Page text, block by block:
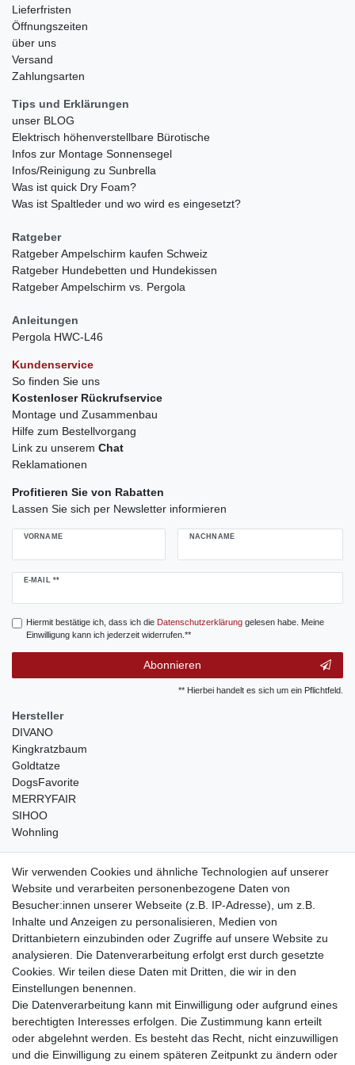
Lieferfristen
Öffnungszeiten
über uns
Versand
Zahlungsarten
Tips und Erklärungen
unser BLOG
Elektrisch höhenverstellbare Bürotische
Infos zur Montage Sonnensegel
Infos/Reinigung zu Sunbrella
Was ist quick Dry Foam?
Was ist Spaltleder und wo wird es eingesetzt?
Ratgeber
Ratgeber Ampelschirm kaufen Schweiz
Ratgeber Hundebetten und Hundekissen
Ratgeber Ampelschirm vs. Pergola
Anleitungen
Pergola HWC-L46
Kundenservice
So finden Sie uns
Kostenloser Rückrufservice
Montage und Zusammenbau
Hilfe zum Bestellvorgang
Link zu unserem Chat
Reklamationen
Profitieren Sie von Rabatten
Lassen Sie sich per Newsletter informieren
VORNAME NACHNAME
E-MAIL **
Newsletter
Hiermit bestätige ich, dass ich die Daten­schutz­erklärunggelesen habe. Meine
Einwilligung kann ich jederzeit widerrufen.**
Abonnieren
** Hierbei handelt es sich um ein Pflichtfeld.
Hersteller
DIVANO
Kingkratzbaum
Goldtatze
DogsFavorite
MERRYFAIR
SIHOO
Wohnling
weitere Shops
traumlampen- Lampen und Kronleuchter
kinderwagencenter- Exklusive und günstige Kinderwagen
gastrogeraete24- alles für Gastronomie und Imbiss
soziale Medien
Facebook
sicher einkaufen
Wir verwenden Cookies und ähnliche Technologien auf unserer
Website und verarbeiten personenbezogene Daten von
Besucher:innen unserer Webseite (z.B. IP-Adresse), um z.B.
Inhalte und Anzeigen zu personalisieren, Medien von
Drittanbietern einzubinden oder Zugriffe auf unsere Website zu
analysieren. Die Datenverarbeitung erfolgt erst durch gesetzte
Cookies. Wir teilen diese Daten mit Dritten, die wir in den
Einstellungen benennen.
Die Datenverarbeitung kann mit Einwilligung oder aufgrund eines
berechtigten Interesses erfolgen. Die Zustimmung kann erteilt
oder abgelehnt werden. Es besteht das Recht, nicht einzuwilligen
und die Einwilligung zu einem späteren Zeitpunkt zu ändern oder